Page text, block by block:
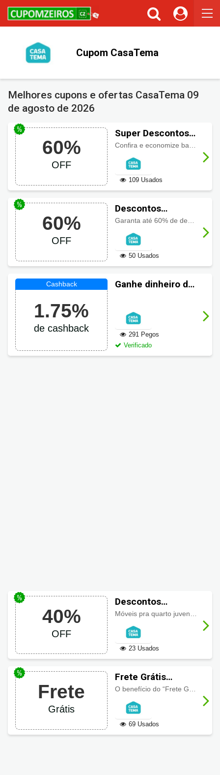
Cupom CasaTema
Melhores cupons e ofertas CasaTema 09
de agosto de 2026
60%
OFF
Super Descontos
CasaTema até 60%
109 Usados
60%
OFF
Descontos
CasaTema até 60%
em Móveis
50 Usados
1.75%
de cashback
Ganhe dinheiro de
CasaTema
291 Pegos
Verificado
40%
OFF
Descontos
CasaTema até 40%
em Quarto Juvenil
23 Usados
Frete
Grátis
Frete Grátis
CasaTema
69 Usados